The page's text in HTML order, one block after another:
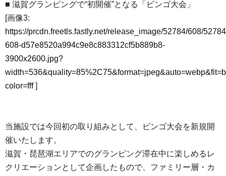
■ 滋賀グランピングで“初開催”となる「ビンゴ大会」
[画像3:
https://prcdn.freetls.fastly.net/release_image/52784/608/
608-d57e8520a994c9e8c883312cf5b889b8-
3900x2600.jpg?
color=fff]
当施設では今回初の取り組みとして、ビンゴ大会を新規開
催いたします。
滋賀・琵琶湖エリアでのグランピング滞在中に楽しめるレ
クリエーションとして企画したもので、ファミリー層・カ